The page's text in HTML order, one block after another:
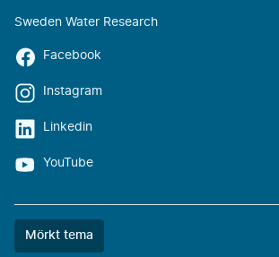
Sweden Water Research
Facebook
Instagram
Linkedin
YouTube
Färgtemat
Mörkt tema